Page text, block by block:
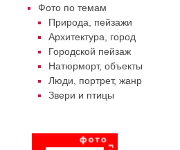
Фото по темам
Природа, пейзажи
Архитектура, город
Городской пейзаж
Натюрморт, объекты
Люди, портрет, жанр
Звери и птицы